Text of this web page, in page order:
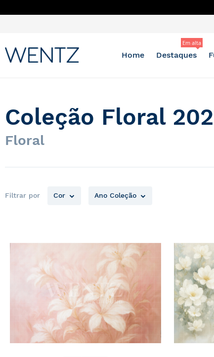
conteúdo
Home Destaques
Em alta
Coleção Floral
Floral
Filtrar por Cor Ano Coleção